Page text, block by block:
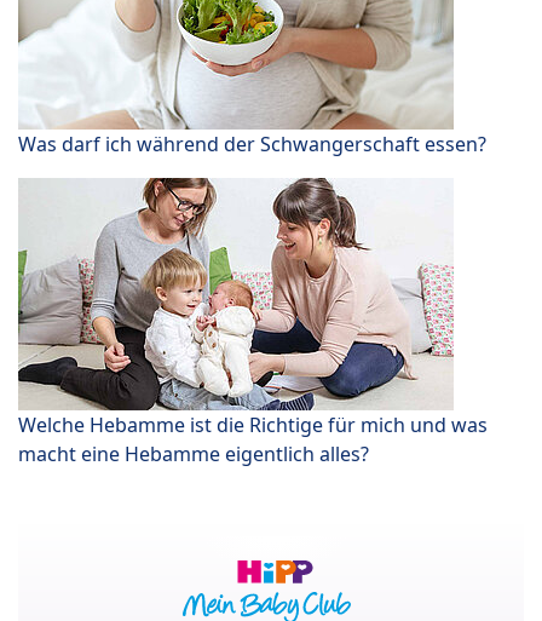
Was darf ich während der Schwangerschaft essen?
Welche Hebamme ist die Richtige für mich und was
macht eine Hebamme eigentlich alles?